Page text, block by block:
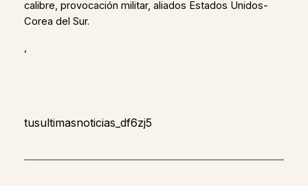
calibre, provocación militar, aliados Estados Unidos-
Corea del Sur.
,
tusultimasnoticias_df6zj5